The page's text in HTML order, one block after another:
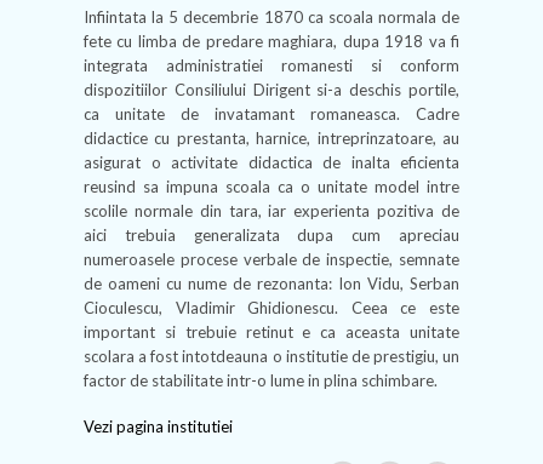
Infiintata la 5 decembrie 1870 ca scoala normala de
fete cu limba de predare maghiara, dupa 1918 va fi
integrata administratiei romanesti si conform
dispozitiilor Consiliului Dirigent si-a deschis portile,
ca unitate de invatamant romaneasca. Cadre
didactice cu prestanta, harnice, intreprinzatoare, au
asigurat o activitate didactica de inalta eficienta
reusind sa impuna scoala ca o unitate model intre
scolile normale din tara, iar experienta pozitiva de
aici trebuia generalizata dupa cum apreciau
numeroasele procese verbale de inspectie, semnate
de oameni cu nume de rezonanta: Ion Vidu, Serban
Cioculescu, Vladimir Ghidionescu. Ceea ce este
important si trebuie retinut e ca aceasta unitate
scolara a fost intotdeauna o institutie de prestigiu, un
factor de stabilitate intr-o lume in plina schimbare.
Vezi pagina institutiei